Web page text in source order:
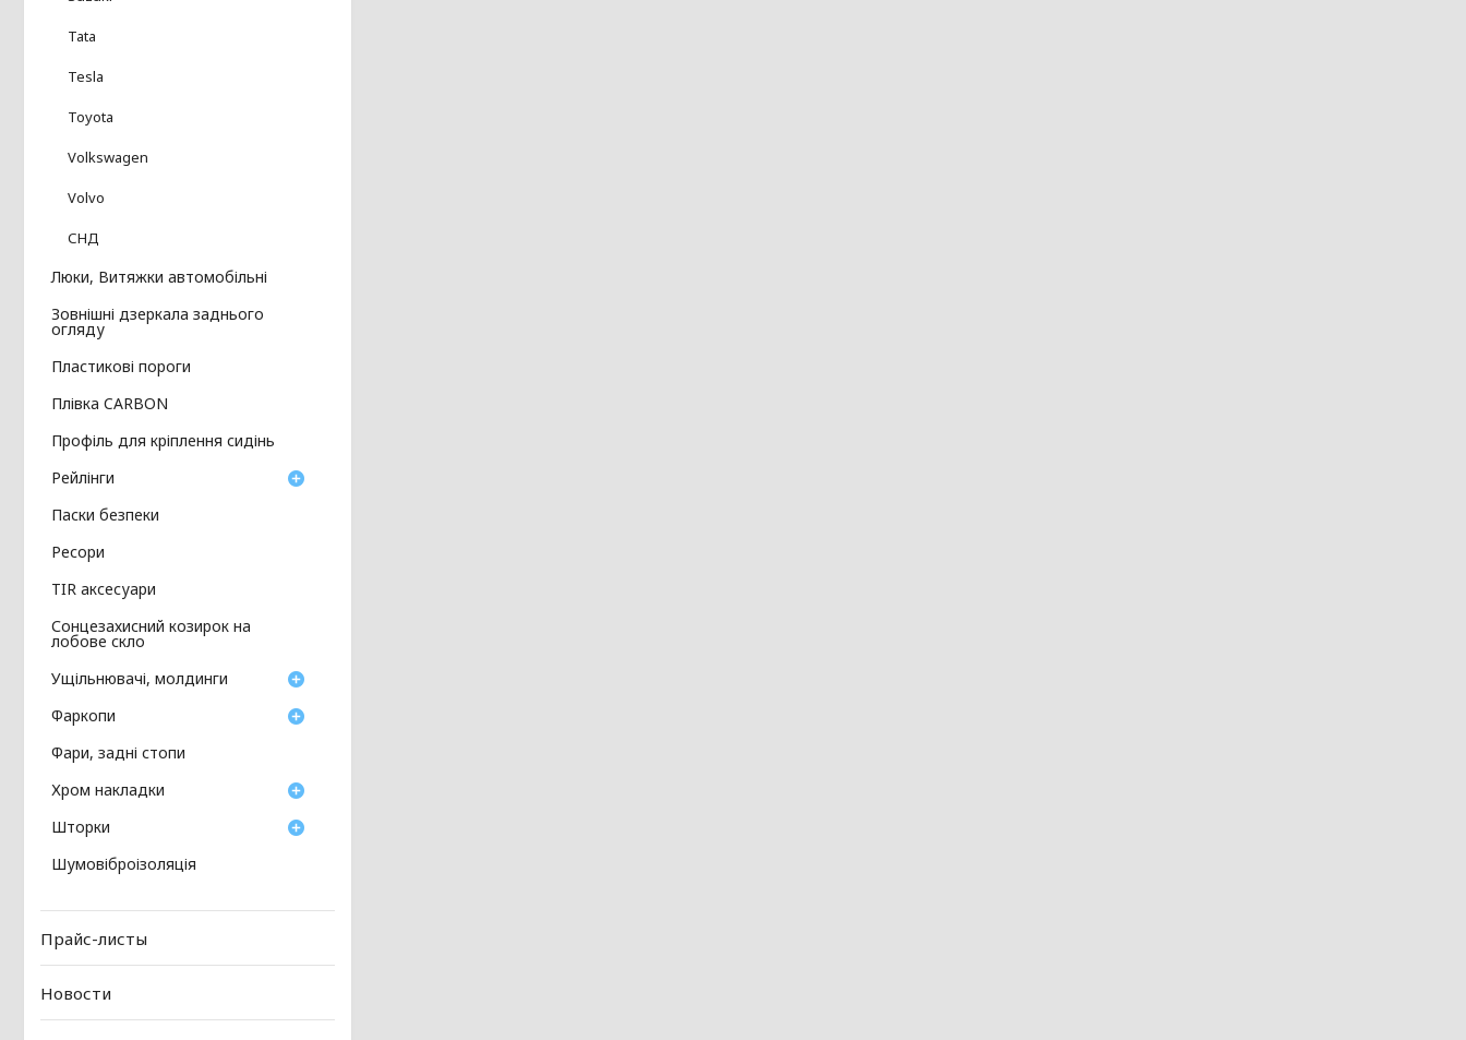
Tata
Tesla
Toyota
Volkswagen
Volvo
СНД
Люки, Витяжки автомобільні
Зовнішні дзеркала заднього
огляду
Пластикові пороги
Плівка CARBON
Профіль для кріплення сидінь
Рейлінги
Паски безпеки
Ресори
TIR аксесуари
Сонцезахисний козирок на
лобове скло
Ущільнювачі, молдинги
Фаркопи
Фари, задні стопи
Хром накладки
Шторки
Шумовіброізоляція
Прайс-листы
Новости